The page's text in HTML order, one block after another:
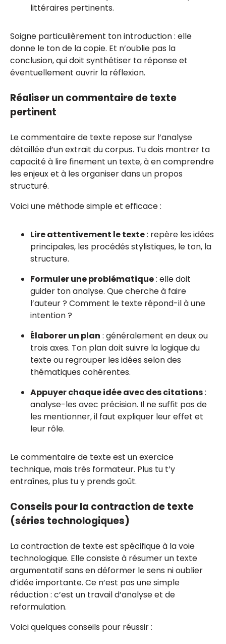
littéraires pertinents.
Soigne particulièrement ton introduction : elle
donne le ton de la copie. Et n’oublie pas la
conclusion, qui doit synthétiser ta réponse et
éventuellement ouvrir la réflexion.
Réaliser un commentaire de texte
pertinent
Le commentaire de texte repose sur l’analyse
détaillée d’un extrait du corpus. Tu dois montrer ta
capacité à lire finement un texte, à en comprendre
les enjeux et à les organiser dans un propos
structuré.
Voici une méthode simple et efficace :
Lire attentivement le texte: repère les idées
principales, les procédés stylistiques, le ton, la
structure.
Formuler une problématique: elle doit
guider ton analyse. Que cherche à faire
l’auteur ? Comment le texte répond-il à une
intention ?
Élaborer un plan : généralement en deux ou
trois axes. Ton plan doit suivre la logique du
texte ou regrouper les idées selon des
thématiques cohérentes.
Appuyer chaque idée avec des citations:
analyse-les avec précision. Il ne suffit pas de
les mentionner, il faut expliquer leur effet et
leur rôle.
Le commentaire de texte est un exercice
technique, mais très formateur. Plus tu t’y
entraînes, plus tu y prends goût.
Conseils pour la contraction de texte
(séries technologiques)
La contraction de texte est spécifique à la voie
technologique. Elle consiste à résumer un texte
argumentatif sans en déformer le sens ni oublier
d’idée importante. Ce n’est pas une simple
réduction : c’est un travail d’analyse et de
reformulation.
Voici quelques conseils pour réussir :